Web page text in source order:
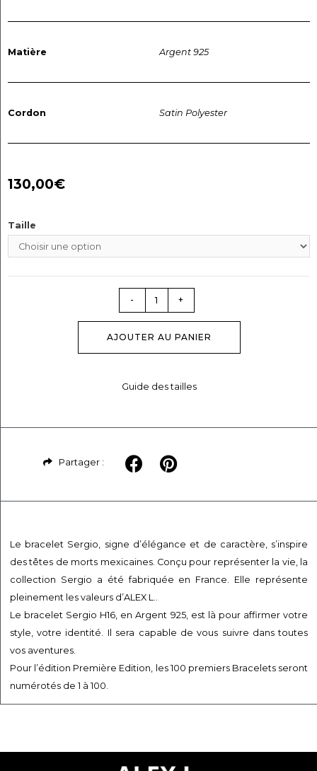
Matière Argent 925
Cordon Satin Polyester
130,00€
Taille
- +
AJOUTER AU PANIER
Guide des tailles
Partager :
Le bracelet Sergio, signe d’élégance et de caractère, s’inspire
des têtes de morts mexicaines. Conçu pour représenter la vie, la
collection Sergio a été fabriquée en France. Elle représente
pleinement les valeurs d’ALEX L..
Le bracelet Sergio H16, en Argent 925, est là pour affirmer votre
style, votre identité. Il sera capable de vous suivre dans toutes
vos aventures.
Pour l’édition Première Edition, les 100 premiers Bracelets seront
numérotés de 1 à 100.